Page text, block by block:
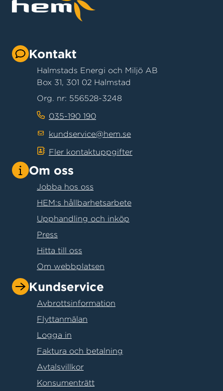
Kontakt
Halmstads Energi och Miljö AB
Box 31, 301 02 Halmstad
Org. nr: 556528-3248
035-190 190
kundservice@hem.se
Fler kontaktuppgifter
Om oss
Jobba hos oss
HEM:s hållbarhetsarbete
Upphandling och inköp
Press
Hitta till oss
Om webbplatsen
Kundservice
Avbrottsinformation
Flyttanmälan
Logga in
Faktura och betalning
Avtalsvillkor
Konsumenträtt